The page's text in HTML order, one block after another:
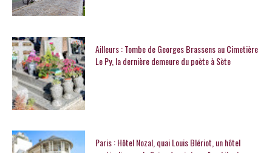
Ailleurs : Tombe de Georges Brassens au Cimetière
Le Py, la dernière demeure du poète à Sète
Paris : Hôtel Nozal, quai Louis Blériot, un hôtel